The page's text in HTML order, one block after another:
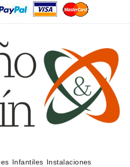
Infantiles Instalaciones